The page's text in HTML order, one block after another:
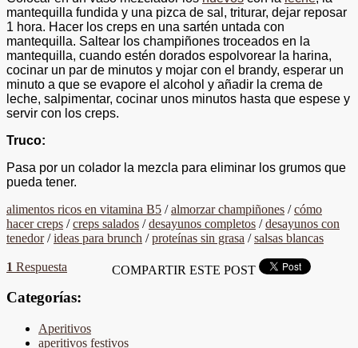
mantequilla fundida y una pizca de sal, triturar, dejar reposar
1 hora. Hacer los creps en una sartén untada con
mantequilla. Saltear los champiñones troceados en la
mantequilla, cuando estén dorados espolvorear la harina,
cocinar un par de minutos y mojar con el brandy, esperar un
minuto a que se evapore el alcohol y añadir la crema de
leche, salpimentar, cocinar unos minutos hasta que espese y
servir con los creps.
Truco:
Pasa por un colador la mezcla para eliminar los grumos que
pueda tener.
alimentos ricos en vitamina B5 /almorzar champiñones /cómo
hacer creps /creps salados /desayunos completos /desayunos con
tenedor/ideas para brunch /proteínas sin grasa /salsas blancas
1 Respuesta COMPARTIR ESTE POST
Categorías:
Aperitivos
aperitivos festivos